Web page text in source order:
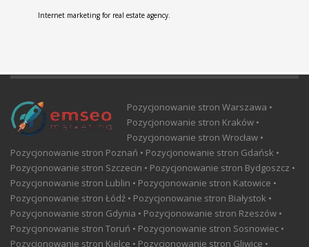
Internet marketing for real estate agency.
Pozycjonowanie stron Warszawa •
Pozycjonowanie stron Kraków •
Pozycjonowanie stron Wrocław •
Pozycjonowanie stron Poznań • Pozycjonowanie stron Gdańsk •
Pozycjonowanie stron Szczecin • Pozycjonowanie stron Bydgoszcz •
Pozycjonowanie stron Lublin • Pozycjonowanie stron Katowice •
Pozycjonowanie stron Łódź • Pozycjonowanie stron Białystok •
Pozycjonowanie stron Gdynia • Pozycjonowanie stron Rzeszów •
Pozycjonowanie stron Toruń • Pozycjonowanie stron Sosnowiec •
Pozycjonowanie stron Kielce • Pozycjonowanie stron Gliwice •